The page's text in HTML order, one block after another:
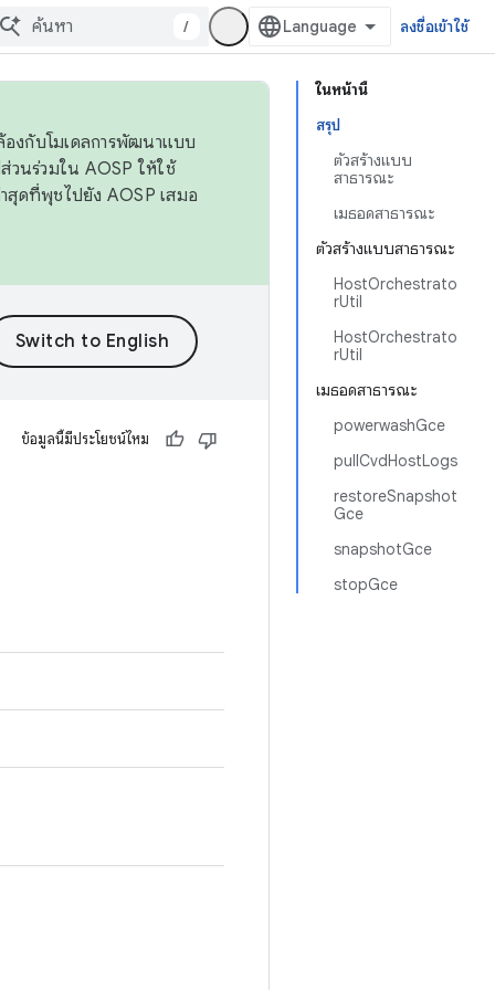
/ ลงชื่อเข้าใช้
ในหน้านี้
สรุป
ตัวสร้างแบบ
สาธารณะ
เมธอดสาธารณะ
ตัวสร้างแบบสาธารณะ
HostOrchestrato
rUtil
HostOrchestrato
rUtil
เมธอดสาธารณะ
powerwashGce
pullCvdHostLogs
restoreSnapshot
Gce
snapshotGce
stopGce
องกับโมเดลการพัฒนาแบบ
วนร่วมใน AOSP ให้ใช้
สุดที่พุชไปยัง AOSP เสมอ
ข้อมูลนี้มีประโยชน์ไหม